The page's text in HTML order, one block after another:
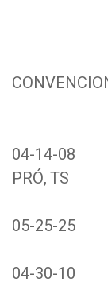
04-
PRÓ, TS
05-25-25
04-30-10